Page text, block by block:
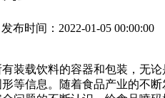
布时间：2022-01-05 00:00:00
装载饮料的容器和包装，无
等信息。随着食品产业的不